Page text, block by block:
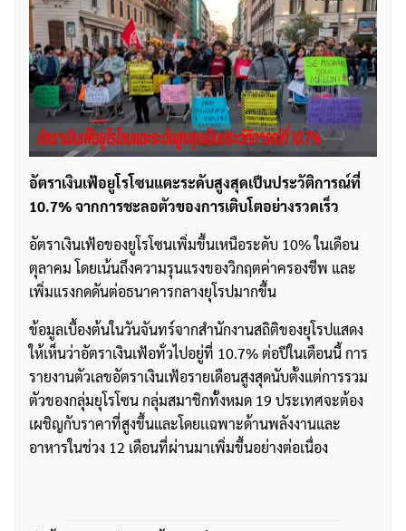
อัตราเงินเฟ้อยูโรโซนแตะระดับสูงสุดเป็นประวัติการณ์ที่
10.7% จากการชะลอตัวของการเติบโตอย่างรวดเร็ว
อัตราเงินเฟ้อของยูโรโซนเพิ่มขึ้นเหนือระดับ 10% ในเดือน
ตุลาคม โดยเน้นถึงความรุนแรงของวิกฤตค่าครองชีพ และ
เพิ่มแรงกดดันต่อธนาคารกลางยุโรปมากขึ้น
ข้อมูลเบื้องต้นในวันจันทร์จากสำนักงานสถิติของยุโรปแสดง
ให้เห็นว่าอัตราเงินเฟ้อทั่วไปอยู่ที่ 10.7% ต่อปีในเดือนนี้ การ
รายงานตัวเลขอัตราเงินเฟ้อรายเดือนสูงสุดนับตั้งแต่การรวม
ตัวของกลุ่มยุโรโซน กลุ่มสมาชิกทั้งหมด 19 ประเทศจะต้อง
เผชิญกับราคาที่สูงขึ้นและโดยเเฉพาะด้านพลังงานและ
อาหารในช่วง 12 เดือนที่ผ่านมาเพิ่มขึ้นอย่างต่อเนื่อง